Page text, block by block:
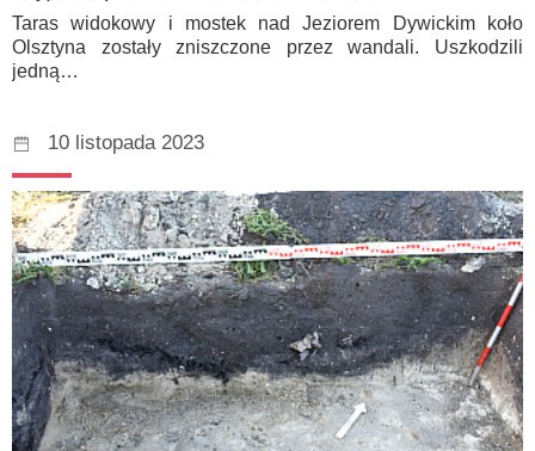
Taras widokowy i mostek nad Jeziorem Dywickim koło
Olsztyna zostały zniszczone przez wandali. Uszkodzili
jedną…
10 listopada 2023